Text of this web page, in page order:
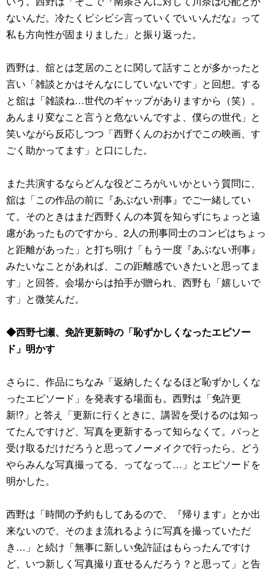
ないんだ。冷たくビシビシ言っていくでいいんだな』って
私も方向性が固まりました」と振り返った。
西野は、舘とは芝居のことに関して話すことが多かったと
言い「雑談とかはそんなにしていないです」と回想。する
と舘は「雑談ね…世代のギャップがありますから（笑）。
あんまり変なこと言うと危ないんですよ、僕らの世代」と
笑いながら反応しつつ「西野くんのおかげでこの映画、す
ごく助かってます」と口にした。
また共演するならどんな役どころがいいかという質問に、
舘は「この作品の前に『あぶない刑事』でご一緒してい
て。そのときはまだ西野くんの本質を知らずにちょっと遠
慮があったものですから、2人の刑事同士のコンビはちょっ
と距離があった」と打ち明け「もう一度『あぶない刑事』
みたいなことがあれば、この距離感でいきたいと思ってま
す」と回答。会場からは拍手が贈られ、西野も「嬉しいで
す」と微笑んだ。
◆西野七瀬、免許更新時の「恥ずかしくなったエピソー
ド」明かす
さらに、作品にちなみ「返納したくなるほど恥ずかしくな
ったエピソード」を発表する場面も。西野は「免許更
新!?」と答え「更新に行くときに、講習を受けるのは知っ
てたんですけど、写真を更新するって知らなくて。パっと
受け取るだけだろうと思ってノーメイクで行ったら、どう
やらみんな写真撮ってる、ってなって…」とエピソードを
明かした。
西野は「時間の予約もしてあるので、『帰ります』とか出
来ないので、そのまま流れるように写真を撮っていただ
き…」と続け「無事に新しい免許証はもらったんですけ
ど、いつ新しく写真撮り直せるんだろう？と思って」と告